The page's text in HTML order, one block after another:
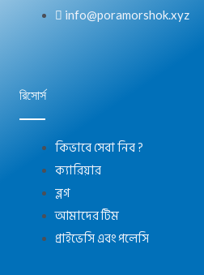
রিসোর্স
কিভাবে সেবা নিব ?
ক্যারিয়ার
ব্লগ
আমাদের টিম
প্রাইভেসি এবং পলেসি
info@poramorshok.xyz